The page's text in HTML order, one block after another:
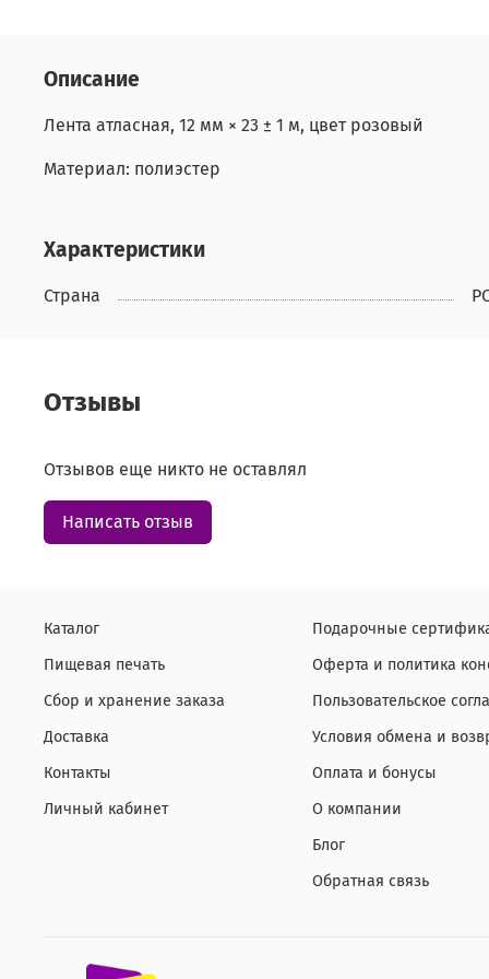
Описание
Лента атласная, 12 мм × 23 ± 1 м, цвет розовый
Материал: полиэстер
Характеристики
Страна
Отзывы
Отзывов еще никто не оставлял
Написать отзыв
Каталог
Пищевая печать
Сбор и хранение заказа
Доставка
Контакты
Личный кабинет
Подарочные
Оферта и политика
Пользовательское
Условия обмена и
Оплата и бонусы
О компании
Блог
Обратная связь